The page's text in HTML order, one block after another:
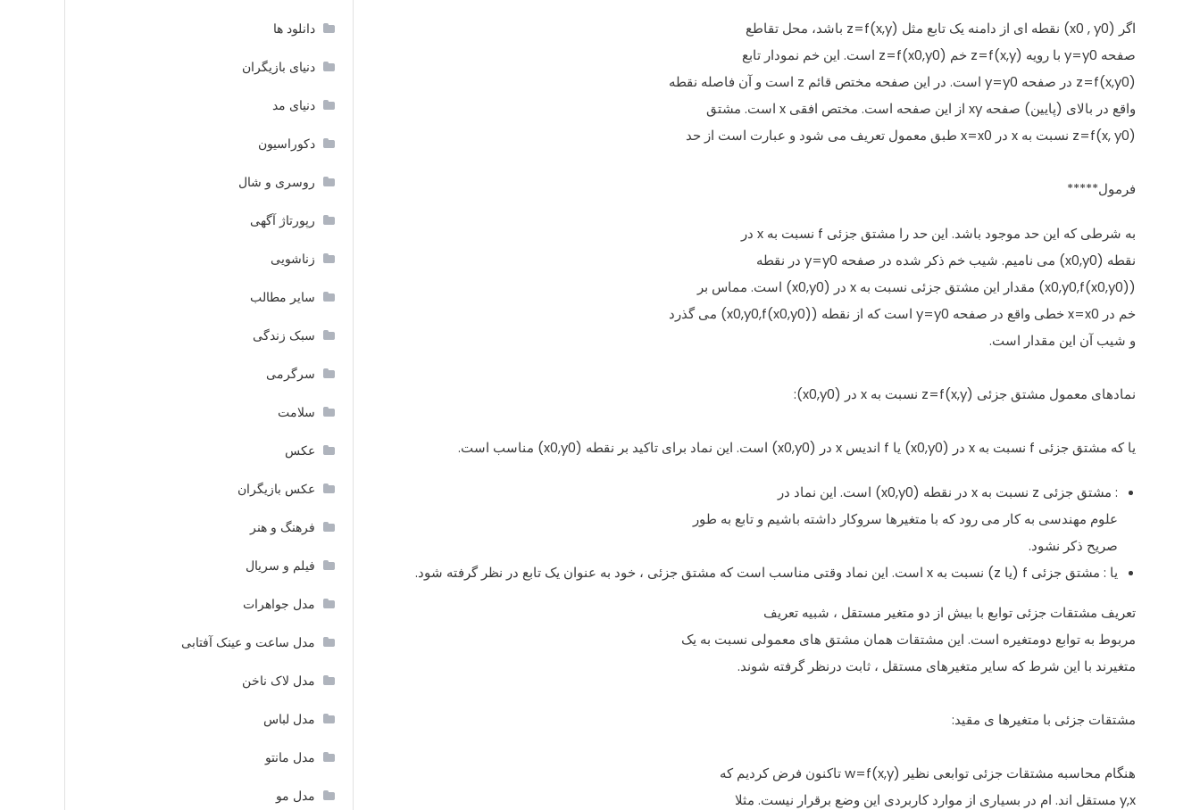
اگر (x0 , y0) نقطه ای از دامنه یک تابع مثل z=f(x,y) باشد، محل تقاطع
صفحه y=y0 با رویه z=f(x,y) خم z=f(x0,y0) است. این خم نمودار تابع
z=f(x,y0) در صفحه y=y0 است. در این صفحه مختص قائم z است و آن فاصله نقطه
واقع در بالای (پایین) صفحه xy از این صفحه است. مختص افقی x است. مشتق
z=f(x, y0) نسبت به x در x=x0 طبق معمول تعریف می شود و عبارت است از حد
فرمول*****
به شرطی که این حد موجود باشد. این حد را مشتق جزئی f نسبت به x در
نقطه (x0,y0) می نامیم. شیب خم ذکر شده در صفحه y=y0 در نقطه
(x0,y0,f(x0,y0)) مقدار این مشتق جزئی نسبت به x در (x0,y0) است. مماس بر
خم در x=x0 خطی واقع در صفحه y=y0 است که از نقطه (x0,y0,f(x0,y0)) می گذرد
و شیب آن این مقدار است.
نمادهای معمول مشتق جزئی z=f(x,y) نسبت به x در (x0,y0):
یا که مشتق جزئی f نسبت به x در (x0,y0) یا f اندیس x در (x0,y0) است. این نماد برای تاکید بر نقطه (x0,y0) مناسب است.
: مشتق جزئی z نسبت به x در نقطه (x0,y0) است. این نماد در
علوم مهندسی به کار می رود که با متغیرها سروکار داشته باشیم و تابع به طور
صریح ذکر نشود.
یا : مشتق جزئی f (یا z) نسبت به x است. این نماد وقتی مناسب است که مشتق جزئی ، خود به عنوان یک تابع در نظر گرفته شود.
تعریف مشتقات جزئی توابع با بیش از دو متغیر مستقل ، شبیه تعریف
مربوط به توابع دومتغیره است. این مشتقات همان مشتق های معمولی نسبت به یک
متغیرند با این شرط که سایر متغیرهای مستقل ، ثابت درنظر گرفته شوند.
مشتقات جزئی با متغیرها ی مقید:
هنگام محاسبه مشتقات جزئی توابعی نظیر w=f(x,y) تاکنون فرض کردیم که
y,x مستقل اند. ام در بسیاری از موارد کاربردی این وضع برقرار نیست. مثلا
دانلود ها
دنیای بازیگران
دنیای مد
دکوراسیون
روسری و شال
رپورتاژ آگهی
زناشویی
سایر مطالب
سبک زندگی
سرگرمی
سلامت
عکس
عکس بازیگران
فرهنگ و هنر
فیلم و سریال
مدل جواهرات
مدل ساعت و عینک آفتابی
مدل لاک ناخن
مدل لباس
مدل مانتو
مدل مو